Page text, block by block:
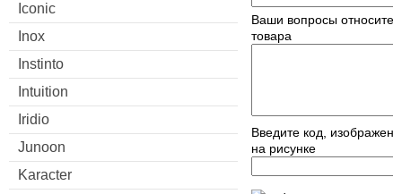
Iconic
Inox
Instinto
Intuition
Iridio
Junoon
Karacter
Ваши вопросы
товара
Введите код,
на рисунке